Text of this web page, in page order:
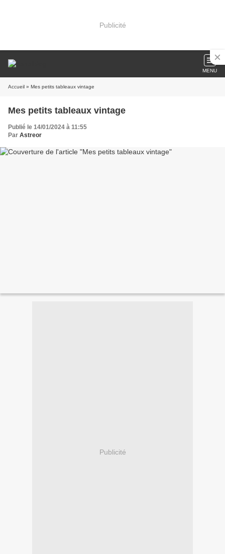
Publicité
MENU
Accueil » Mes petits tableaux vintage
Mes petits tableaux vintage
Publié le 14/01/2024 à 11:55
Par Astreor
Publicité